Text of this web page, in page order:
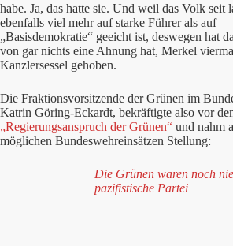
habe. Ja, das hatte sie. Und weil das Volk seit
ebenfalls viel mehr auf starke Führer als auf
„Basisdemokratie“ geeicht ist, deswegen hat
von gar nichts eine Ahnung hat, Merkel
Kanzlersessel gehoben.
Die Fraktionsvorsitzende der Grünen im
Katrin Göring-Eckardt, bekräftigte also vor
„Regierungsanspruch der Grünen“ und nahm
möglichen Bundeswehreinsätzen Stellung:
Die Grünen waren noch
pazifistische Partei